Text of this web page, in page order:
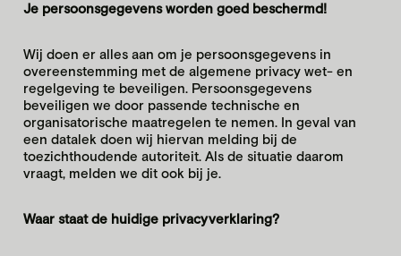
Je persoonsgegevens worden goed beschermd!
Wij doen er alles aan om je persoonsgegevens in
overeenstemming met de algemene privacy wet- en
regelgeving te beveiligen. Persoonsgegevens
beveiligen we door passende technische en
organisatorische maatregelen te nemen. In geval van
een datalek doen wij hiervan melding bij de
toezichthoudende autoriteit. Als de situatie daarom
vraagt, melden we dit ook bij je.
Waar staat de huidige privacyverklaring?